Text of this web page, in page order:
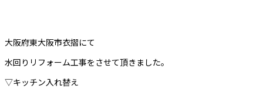
大阪府東大阪市衣摺にて
水回りリフォーム工事をさせて頂きました。
▽キッチン入れ替え